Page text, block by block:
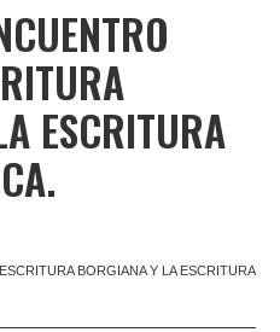
ESCRITURA
BORGIANA Y LA ESCRITURA